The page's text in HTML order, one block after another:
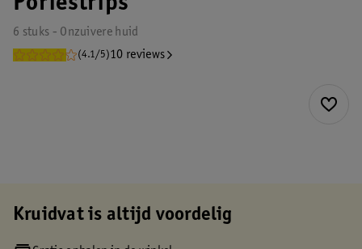
6 stuks - Onzuivere huid
(4.1/5)10 reviews
Kruidvat is altijd voordelig